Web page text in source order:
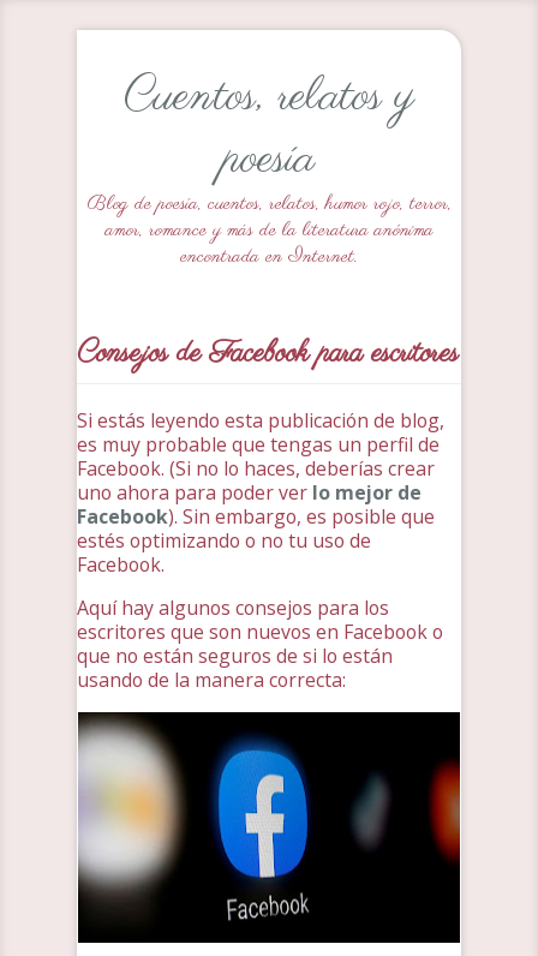
Cuentos, relatos y
poesía
Blog de poesía, cuentos, relatos, humor rojo, terror,
amor, romance y más de la literatura anónima
encontrada en Internet.
Consejos de Facebook para escritores
Si estás leyendo esta publicación de blog,
es muy probable que tengas un perfil de
Facebook. (Si no lo haces, deberías crear
uno ahora para poder ver lo mejor de
Facebook). Sin embargo, es posible que
estés optimizando o no tu uso de
Facebook.
Aquí hay algunos consejos para los
escritores que son nuevos en Facebook o
que no están seguros de si lo están
usando de la manera correcta: